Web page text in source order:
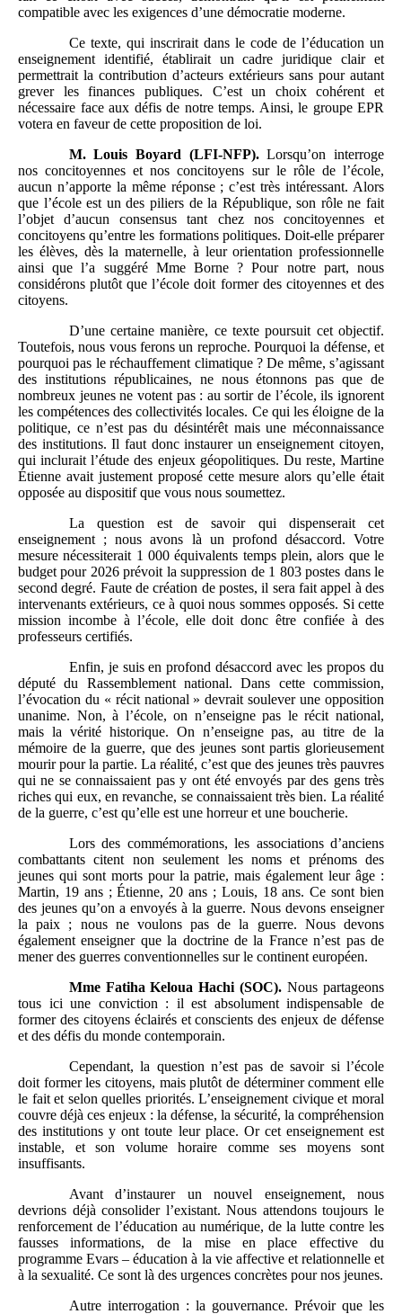
compatible avec les exigences d’une démocratie moderne.
Ce texte, qui inscrirait dans le code de l’éducation un
enseignement identifié, établirait un cadre juridique clair et
permettrait la contribution d’acteurs extérieurs sans pour autant
grever les finances publiques. C’est un choix cohérent et
nécessaire face aux défis de notre temps. Ainsi, le groupe EPR
votera en faveur de cette proposition de loi.
M. Louis Boyard (LFI-NFP).Lorsqu’on interroge
nos concitoyennes et nos concitoyens sur le rôle de l’école,
aucun n’apporte la même réponse ; c’est très intéressant. Alors
que l’école est un des piliers de la République, son rôle ne fait
l’objet d’aucun consensus tant chez nos concitoyennes et
concitoyens qu’entre les formations politiques. Doit-elle préparer
les élèves, dès la maternelle, à leur orientation professionnelle
ainsi que l’a suggéré Mme Borne ? Pour notre part, nous
considérons plutôt que l’école doit former des citoyennes et des
citoyens.
D’une certaine manière, ce texte poursuit cet objectif.
Toutefois, nous vous ferons un reproche. Pourquoi la défense, et
pourquoi pas le réchauffement climatique ? De même, s’agissant
des institutions républicaines, ne nous étonnons pas que de
nombreux jeunes ne votent pas : au sortir de l’école, ils ignorent
les compétences des collectivités locales. Ce qui les éloigne de la
politique, ce n’est pas du désintérêt mais une méconnaissance
des institutions. Il faut donc instaurer un enseignement citoyen,
qui inclurait l’étude des enjeux géopolitiques. Du reste, Martine
Étienne avait justement proposé cette mesure alors qu’elle était
opposée au dispositif que vous nous soumettez.
La question est de savoir qui dispenserait cet
enseignement ; nous avons là un profond désaccord. Votre
mesure nécessiterait 1 000 équivalents temps plein, alors que le
budget pour 2026 prévoit la suppression de 1 803 postes dans le
second degré. Faute de création de postes, il sera fait appel à des
intervenants extérieurs, ce à quoi nous sommes opposés. Si cette
mission incombe à l’école, elle doit donc être confiée à des
professeurs certifiés.
Enfin, je suis en profond désaccord avec les propos du
député du Rassemblement national. Dans cette commission,
l’évocation du « récit national » devrait soulever une opposition
unanime. Non, à l’école, on n’enseigne pas le récit national,
mais la vérité historique. On n’enseigne pas, au titre de la
mémoire de la guerre, que des jeunes sont partis glorieusement
mourir pour la partie. La réalité, c’est que des jeunes très pauvres
qui ne se connaissaient pas y ont été envoyés par des gens très
riches qui eux, en revanche, se connaissaient très bien. La réalité
de la guerre, c’est qu’elle est une horreur et une boucherie.
Lors des commémorations, les associations d’anciens
combattants citent non seulement les noms et prénoms des
jeunes qui sont morts pour la patrie, mais également leur âge :
Martin, 19 ans ; Étienne, 20 ans ; Louis, 18 ans. Ce sont bien
des jeunes qu’on a envoyés à la guerre. Nous devons enseigner
la paix ; nous ne voulons pas de la guerre. Nous devons
également enseigner que la doctrine de la France n’est pas de
mener des guerres conventionnelles sur le continent européen.
Mme Fatiha Keloua Hachi (SOC). Nous partageons
tous ici une conviction : il est absolument indispensable de
former des citoyens éclairés et conscients des enjeux de défense
et des défis du monde contemporain.
Cependant, la question n’est pas de savoir si l’école
doit former les citoyens, mais plutôt de déterminer comment elle
le fait et selon quelles priorités. L’enseignement civique et moral
couvre déjà ces enjeux : la défense, la sécurité, la compréhension
des institutions y ont toute leur place. Or cet enseignement est
instable, et son volume horaire comme ses moyens sont
insuffisants.
Avant d’instaurer un nouvel enseignement, nous
devrions déjà consolider l’existant. Nous attendons toujours le
renforcement de l’éducation au numérique, de la lutte contre les
fausses informations, de la mise en place effective du
programme Evars – éducation à la vie affective et relationnelle et
à la sexualité. Ce sont là des urgences concrètes pour nos jeunes.
Autre interrogation : la gouvernance. Prévoir que les